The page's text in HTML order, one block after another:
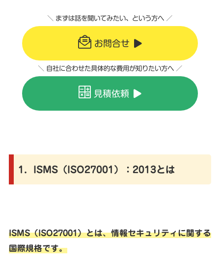
＼ まずは話を聞いてみたい、という方へ ／
お問合せ
＼ 自社に合わせた具体的な費用が知りたい方へ ／
見積依頼
1．ISMS（ISO27001）：2013とは
ISMS（ISO27001）とは、情報セキュリティに関する
国際規格です。